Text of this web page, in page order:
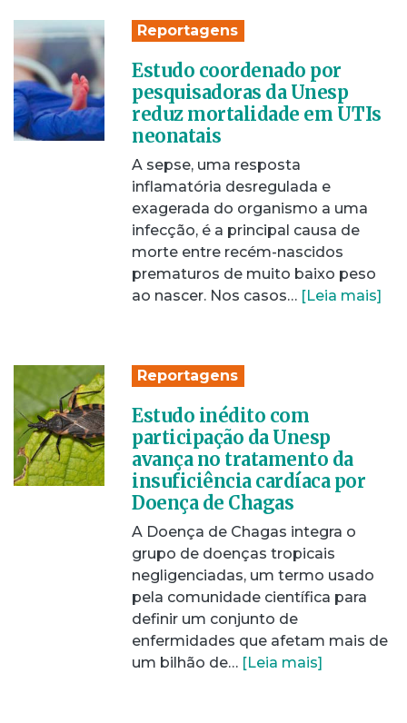
Reportagens
Estudo coordenado por
pesquisadoras da Unesp
reduz mortalidade em UTIs
neonatais
A sepse, uma resposta
inflamatória desregulada e
exagerada do organismo a uma
infecção, é a principal causa de
morte entre recém-nascidos
prematuros de muito baixo peso
ao nascer. Nos casos… [Leia mais]
Reportagens
Estudo inédito com
participação da Unesp
avança no tratamento da
insuficiência cardíaca por
Doença de Chagas
A Doença de Chagas integra o
grupo de doenças tropicais
negligenciadas, um termo usado
pela comunidade científica para
definir um conjunto de
enfermidades que afetam mais de
um bilhão de… [Leia mais]